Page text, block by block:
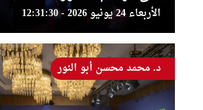
الأربعاء 24 يونيو 2026 - 12:31:30
د. محمد محسن أبو النور